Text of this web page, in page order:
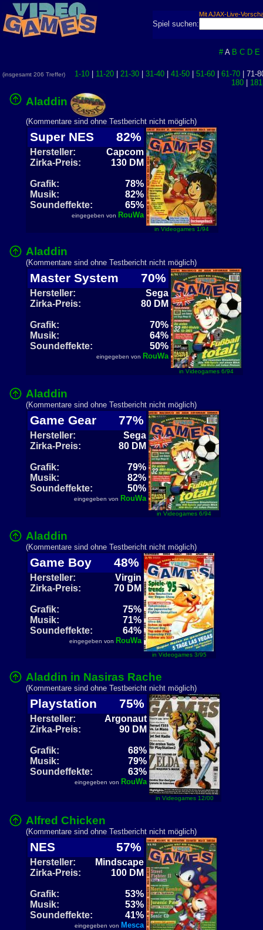
Mit AJAX-Live-
Spiel suchen:
# A B C D E
(insgesamt 206 Treffer) 1-10| 11-20| 21-30| 31-40| 41-50| 51-60| 61-70| 71-
180
Aladdin
(Kommentare sind ohne Testbericht nicht möglich)
Super NES 82%
Hersteller:
Capcom
Zirka-Preis:
130 DM
Grafik:
78%
Musik:
82%
Soundeffekte:
65%
eingegeben von RouWa
in Videogames 1/94
Aladdin
(Kommentare sind ohne Testbericht nicht möglich)
Master System 70%
Hersteller:
Sega
Zirka-Preis:
80 DM
Grafik:
70%
Musik:
64%
Soundeffekte:
50%
eingegeben von RouWa
in Videogames 6/94
Aladdin
(Kommentare sind ohne Testbericht nicht möglich)
Game Gear 77%
Hersteller:
Sega
Zirka-Preis:
80 DM
Grafik:
79%
Musik:
82%
Soundeffekte:
50%
eingegeben von RouWa
in Videogames 6/94
Aladdin
(Kommentare sind ohne Testbericht nicht möglich)
Game Boy 48%
Hersteller:
Virgin
Zirka-Preis:
70 DM
Grafik:
75%
Musik:
71%
Soundeffekte:
64%
eingegeben von RouWa
in Videogames 3/95
Aladdin in Nasiras Rache
(Kommentare sind ohne Testbericht nicht möglich)
Playstation 75%
Hersteller:
Argonaut
Zirka-Preis:
90 DM
Grafik:
68%
Musik:
79%
Soundeffekte:
63%
eingegeben von RouWa
in Videogames 12/00
Alfred Chicken
(Kommentare sind ohne Testbericht nicht möglich)
NES 57%
Hersteller:
Mindscape
Zirka-Preis:
100 DM
Grafik:
53%
Musik:
53%
Soundeffekte:
41%
eingegeben von Mesca